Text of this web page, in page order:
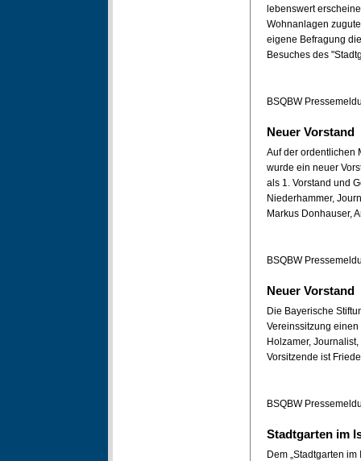
lebenswert
Wohnanlagen
eigene Befragung
Besuches des
BSQBW
Neuer Vorstand
Auf der ordentlichen
wurde ein neuer
als 1. Vorstand und
Niederhammer,
Markus Donhauser,
BSQBW
Neuer Vorstand
Die Bayerische
Vereinssitzung
Holzamer,
Vorsitzende ist
BSQBW
Stadtgarten im
Dem „Stadtgarten